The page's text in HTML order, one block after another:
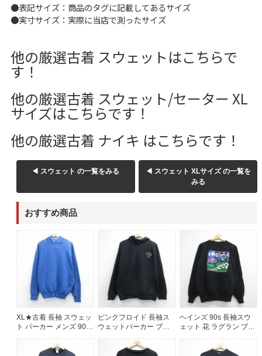
●表記サイズ：商品のタグに記載してあるサイズ
●実寸サイズ：実際に当店で測ったサイズ
他の厳選古着 スウェットはこちらで
す！
他の厳選古着 スウェット/セーター XL
サイズはこちらです！
他の厳選古着 ナイキ はこちらです！
◀ スウェット の一覧をみる
◀ スウェット XLサイズ の一覧を
みる
おすすめ商品
XL★古着 長袖 スウェッ
ト パーカー メンズ 90年
ー 26aug05
ピンクフロイド 長袖ス
ウェットパーカー ブラ
ヘインズ 90s 長袖スウ
ェット 花 ラグラン ブラ